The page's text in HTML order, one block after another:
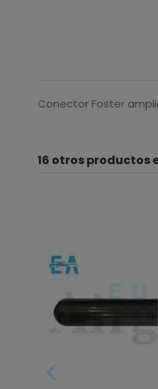
Conector Foster
16 otros productos